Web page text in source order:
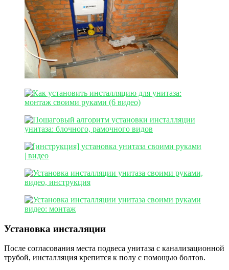
Установка инсталяции
После согласования места подвеса унитаза с канализационной
трубой, инсталляция крепится к полу с помощью болтов.